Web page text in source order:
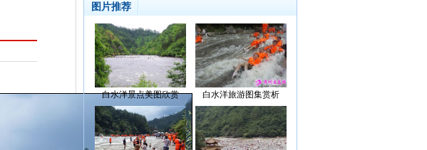
图片推荐
白水洋景点美图欣赏 白水洋旅游图集赏析